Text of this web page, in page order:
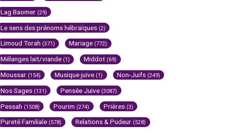
Lag Baomer (29)
Le sens des prénoms hébraïques (2)
Limoud Torah (371) Mariage (772)
Mélanges lait/viande (1) Middot (69)
Moussar (154) Musique juive (1) Non-Juifs (249)
Nos Sages (131) Pensée Juive (3087)
Pessah (1508) Pourim (274) Prières (3)
Pureté Familiale (578) Relations & Pudeur (528)